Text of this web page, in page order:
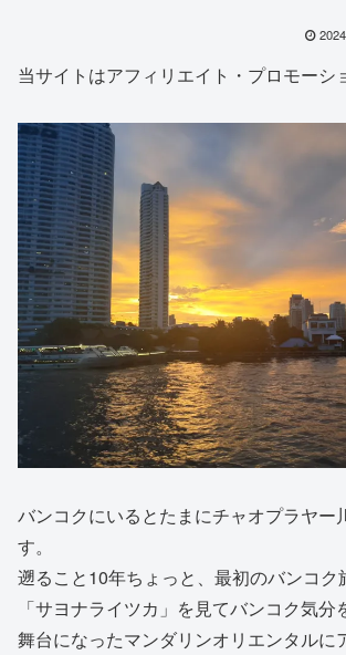
当サイトはアフィリエイト・プロモーシ
バンコクにいるとたまにチャオプラヤー
す。
遡ること10年ちょっと、最初のバンコク
「サヨナライツカ」を見てバンコク気
舞台になったマンダリンオリエンタルに